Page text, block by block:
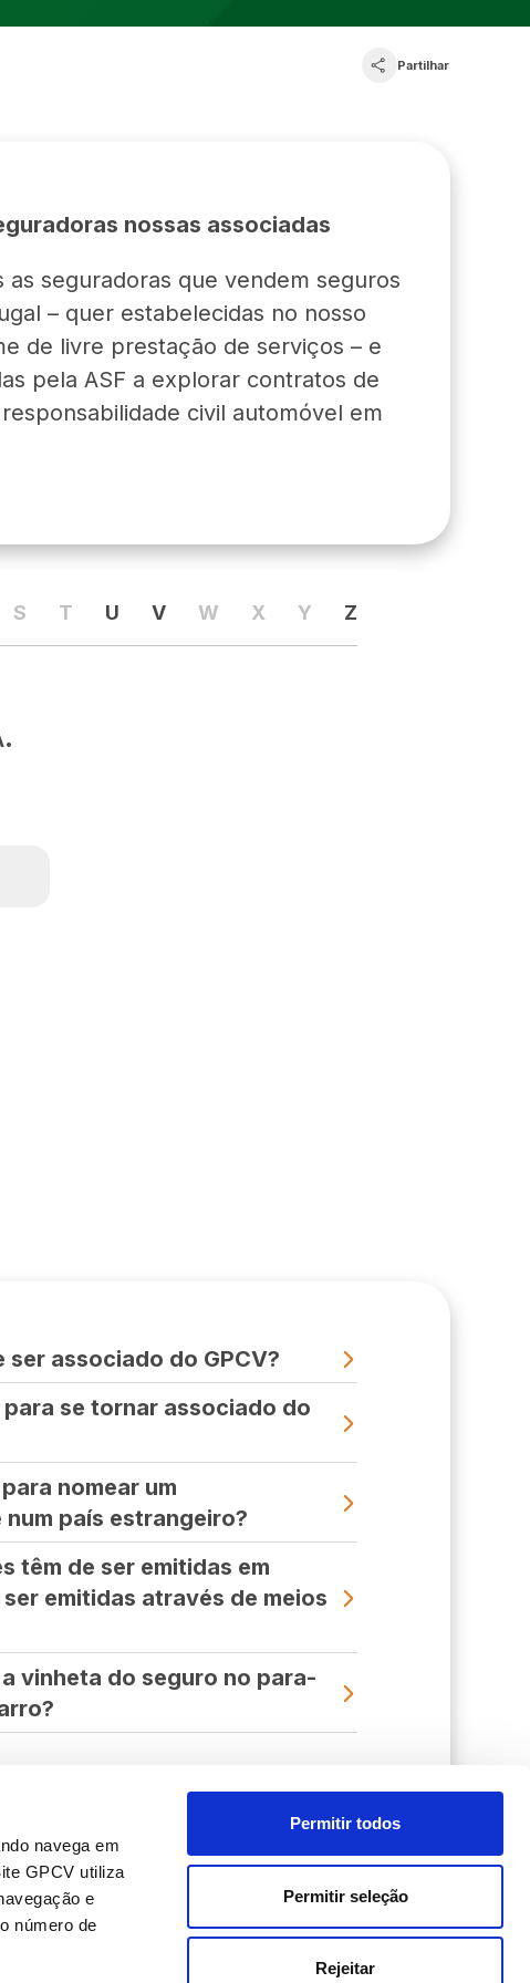
navega em
GPCV utiliza
e
número de
Permitir todos
Permitir seleção
Rejeitar
Partilhar
nossas associadas
as seguradoras que vendem seguros
– quer estabelecidas no nosso
de livre prestação de serviços – e
pela ASF a explorar contratos de
civil automóvel em
S T U V W X Y Z
ser associado do GPCV?
se tornar associado do
nomear um
país estrangeiro?
têm de ser emitidas em
emitidas através de meios
vinheta do seguro no para-